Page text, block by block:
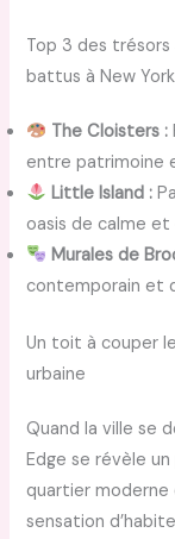
Top 3 des
battus à New York
The Cloisters :
entre patrimoine
Little Island :
oasis de calme
Murales de
contemporain et
Un toit à couper
urbaine
Quand la ville se
Edge se révèle
quartier moderne
sensation